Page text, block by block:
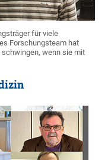
für viele
Forschungsteam hat
wenn sie mit